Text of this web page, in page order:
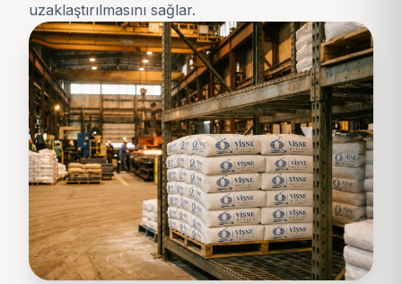
uzaklaştırılmasını sağlar.